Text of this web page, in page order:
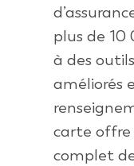
plus de 10
à des
améliorés
carte
complet